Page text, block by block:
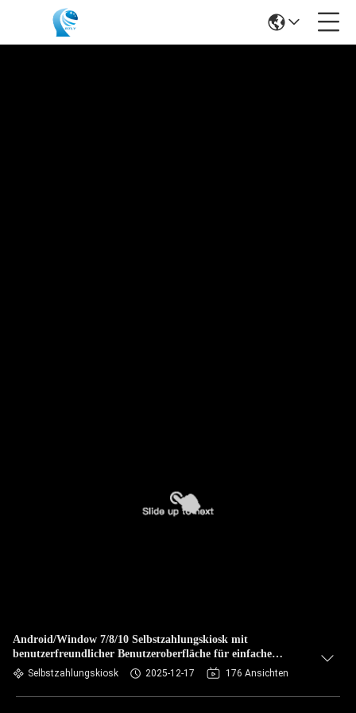
Android/Window 7/8/10 Selbstzahlungskiosk mit
benutzerfreundlicher Benutzeroberfläche für einfache
Zahlungen
Selbstzahlungskiosk 2025-12-17 176 Ansichten